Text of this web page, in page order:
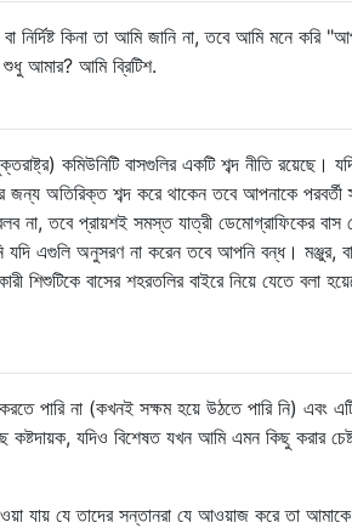
নির্দিষ্ট কিনা তা আমি জানি না, তবে আমি মনে করি
আমার? আমি ব্রিটিশ.
কমিউনিটি বাসগুলির একটি শব্দ নীতি রয়েছে।
জন্য অতিরিক্ত শব্দ করে থাকেন তবে আপনাকে পরবর্তী
না, তবে প্রায়শই সমস্ত যাত্রী ডেমোগ্রাফিকের বাস
যদি এগুলি অনুসরণ না করেন তবে আপনি বন্ধ। মঞ্জুর,
শিশুটিকে বাসের শহরতলির বাইরে নিয়ে যেতে
পারি না (কখনই সক্ষম হয়ে উঠতে পারি নি) এবং
যদিও বিশেষত যখন আমি এমন কিছু করার
যায় যে তাদের সন্তানরা যে আওয়াজ করে তা